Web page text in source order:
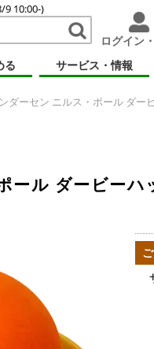
9 10:00-)
ログイン
る サービス・情報
ダーセン ニルス・ポール ダー
ール ダービー